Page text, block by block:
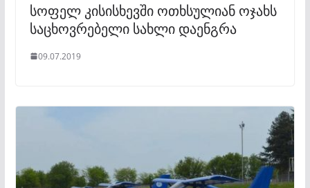
სოფელ კისისხევში ოთხსულიან ოჯახს
საცხოვრებელი სახლი დაენგრა
09.07.2019